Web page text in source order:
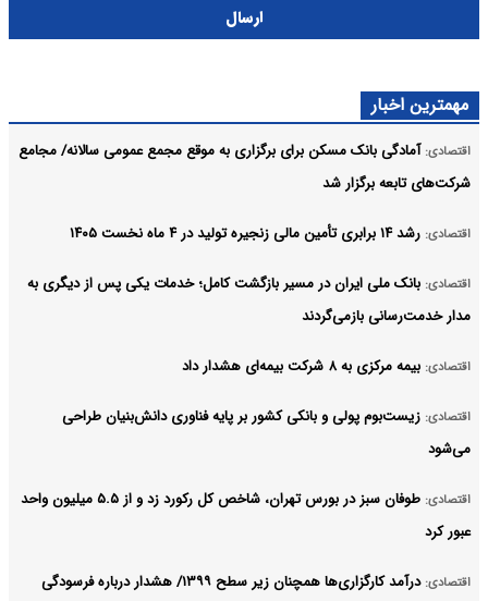
ارسال
مهمترین اخبار
اقتصادی: آمادگی بانک مسکن برای برگزاری به موقع مجمع عمومی سالانه/ مجامع
شرکت‌های تابعه برگزار شد
اقتصادی: رشد ۱۴ برابری تأمین مالی زنجیره تولید در ۴ ماه نخست ۱۴۰۵
اقتصادی: بانک ملی ایران در مسیر بازگشت کامل؛ خدمات یکی پس از دیگری به
مدار خدمت‌رسانی بازمی‌گردند
اقتصادی: بیمه مرکزی به ۸ شرکت بیمه‌ای هشدار داد
اقتصادی: زیست‌بوم پولی و بانکی کشور بر پایه فناوری دانش‌بنیان طراحی
می‌شود
اقتصادی:
طوفان سبز در بورس تهران، شاخص کل رکورد زد و از ۵.۵ میلیون واحد
عبور کرد
اقتصادی:
درآمد کارگزاری‌ها همچنان زیر سطح ۱۳۹۹/ هشدار درباره فرسودگی